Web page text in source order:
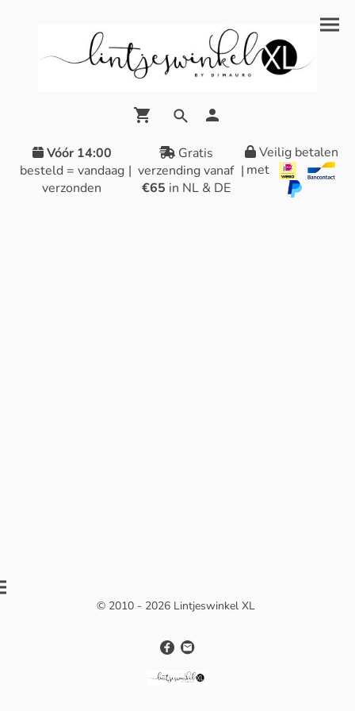
Vóór 14:00
besteld = vandaag
verzonden
|
Gratis
verzending vanaf
€65 in NL & DE
|
Veilig betalen
met
© 2010 - 2026 Lintjeswinkel XL